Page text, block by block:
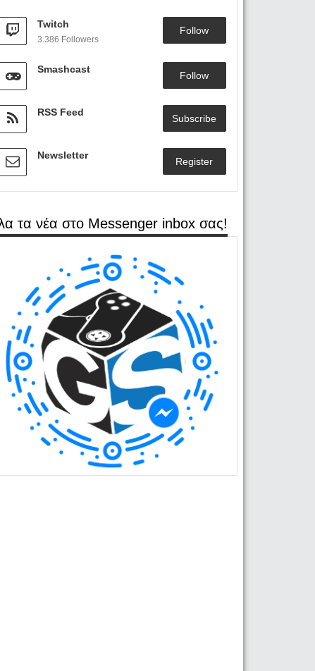
Twitch
3.386 Followers
Follow
Smashcast
Follow
RSS Feed
Subscribe
Newsletter
Register
τα νέα στο Messenger inbox σας!